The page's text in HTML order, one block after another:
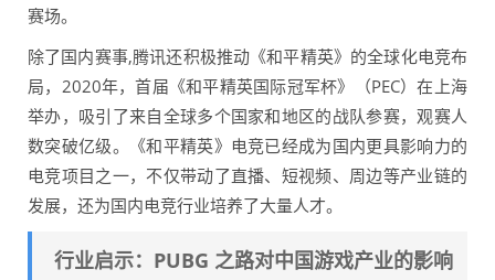
赛场。
除了国内赛事,腾讯还积极推动《和平精英》的全球化电竞布
局，2020年，首届《和平精英国际冠军杯》（PEC）在上海
举办，吸引了来自全球多个国家和地区的战队参赛，观赛人
数突破亿级。《和平精英》电竞已经成为国内更具影响力的
电竞项目之一，不仅带动了直播、短视频、周边等产业链的
发展，还为国内电竞行业培养了大量人才。
行业启示：PUBG 之路对中国游戏产业的影响